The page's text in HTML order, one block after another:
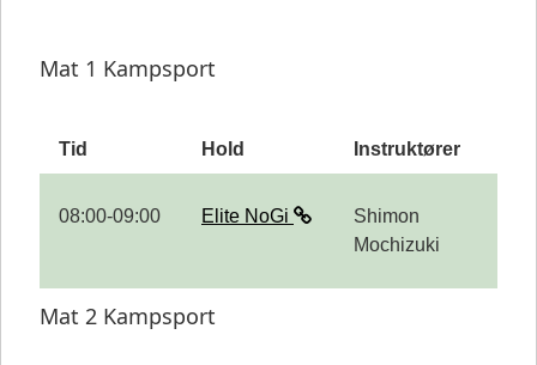
Mat 1 Kampsport
Tid Hold Instruktører
08:00-09:00 Elite NoGi
Shimon
Mochizuki
Mat 2 Kampsport